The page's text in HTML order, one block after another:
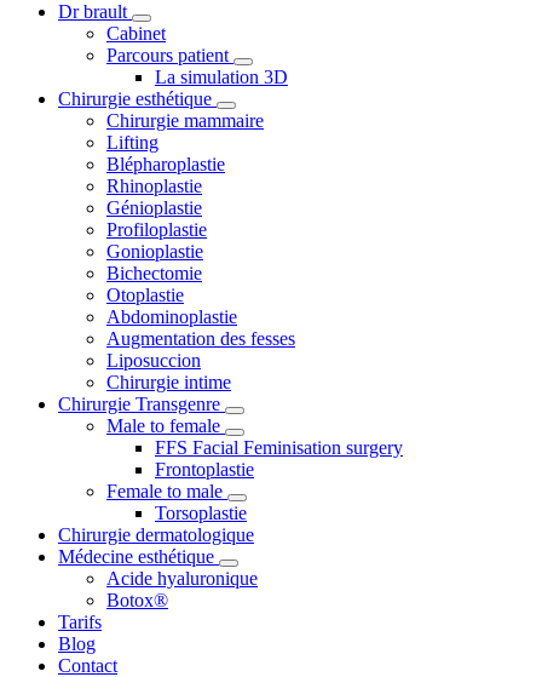
Dr brault
Cabinet
Parcours patient
La simulation 3D
Chirurgie esthétique
Chirurgie mammaire
Lifting
Blépharoplastie
Rhinoplastie
Génioplastie
Profiloplastie
Gonioplastie
Bichectomie
Otoplastie
Abdominoplastie
Augmentation des fesses
Liposuccion
Chirurgie intime
Chirurgie Transgenre
Male to female
FFS Facial Feminisation surgery
Frontoplastie
Female to male
Torsoplastie
Chirurgie dermatologique
Médecine esthétique
Acide hyaluronique
Botox®
Tarifs
Blog
Contact